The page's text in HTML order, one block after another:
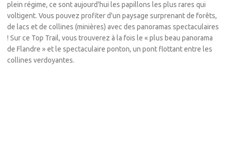
plein régime, ce sont aujourd'hui les papillons les plus rares qui
voltigent. Vous pouvez profiter d'un paysage surprenant de forêts,
de lacs et de collines (minières) avec des panoramas spectaculaires
! Sur ce Top Trail, vous trouverez à la fois le « plus beau panorama
de Flandre » et le spectaculaire ponton, un pont flottant entre les
collines verdoyantes.